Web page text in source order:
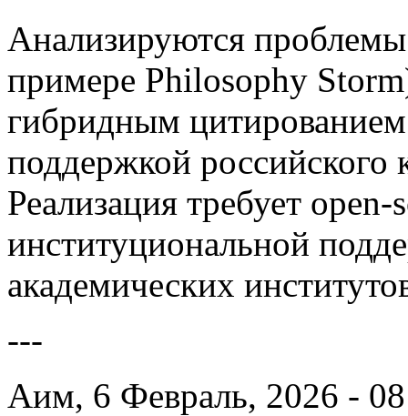
Анализируются
примере Philosophy
гибридным
поддержкой российского
Реализация требует
институциональной
академических
---
Аим, 6 Февраль, 2026 -